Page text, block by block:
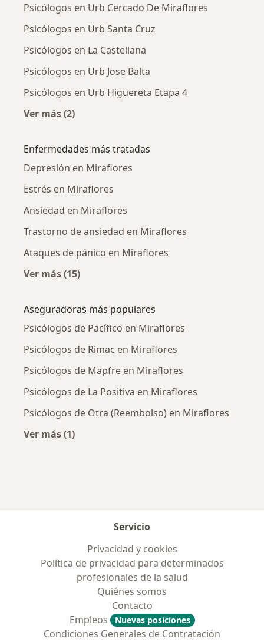
Psicólogos en Urb Cercado De Miraflores
Psicólogos en Urb Santa Cruz
Psicólogos en La Castellana
Psicólogos en Urb Jose Balta
Psicólogos en Urb Higuereta Etapa 4
Ver más (2)
Enfermedades más tratadas
Depresión en Miraflores
Estrés en Miraflores
Ansiedad en Miraflores
Trastorno de ansiedad en Miraflores
Ataques de pánico en Miraflores
Ver más (15)
Aseguradoras más populares
Psicólogos de Pacífico en Miraflores
Psicólogos de Rimac en Miraflores
Psicólogos de Mapfre en Miraflores
Psicólogos de La Positiva en Miraflores
Psicólogos de Otra (Reembolso) en Miraflores
Ver más (1)
Servicio
Privacidad y cookies
Política de privacidad para determinados
profesionales de la salud
Quiénes somos
Contacto
Empleos
Nuevas posiciones
Condiciones Generales de Contratación